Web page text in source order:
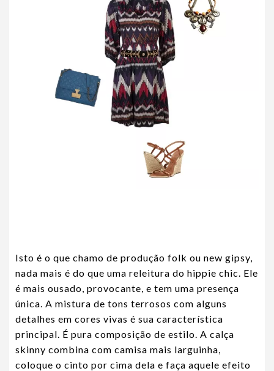
Isto é o que chamo de produção folk ou new gipsy,
nada mais é do que uma releitura do hippie chic. Ele
é mais ousado, provocante, e tem uma presença
única. A mistura de tons terrosos com alguns
detalhes em cores vivas é sua característica
principal. É pura composição de estilo. A calça
skinny combina com camisa mais larguinha,
coloque o cinto por cima dela e faça aquele efeito